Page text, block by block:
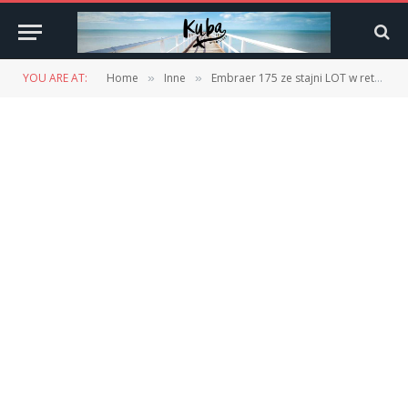
YOU ARE AT: Home » Inne » Embraer 175 ze stajni LOT w retro malowaniu